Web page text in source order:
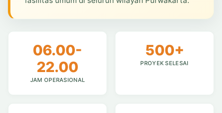
06.00-
22.00
JAM OPERASIONAL
500+
PROYEK SELESAI